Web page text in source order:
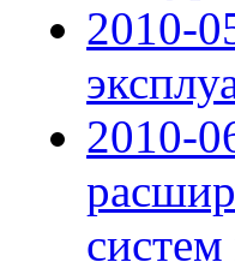
2010-
2010-